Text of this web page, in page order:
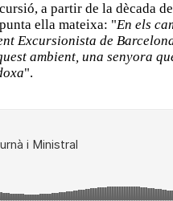
a partir de la
ella mateixa: "En els
Excursionista de
ambient, una senyora
".